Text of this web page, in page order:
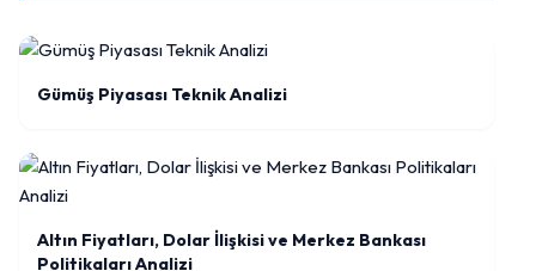
Gümüş Piyasası Teknik Analizi
Altın Fiyatları, Dolar İlişkisi ve Merkez Bankası
Politikaları Analizi